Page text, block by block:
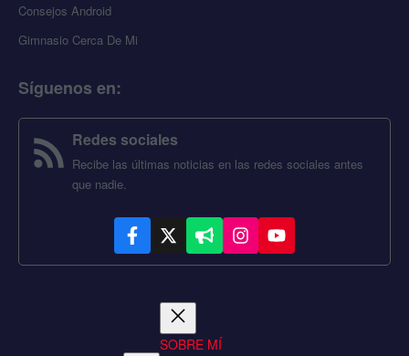
Consejos Android
Gimnasio Cerca De Mi
Síguenos en:
Redes sociales
Recibe las últimas noticias en las redes sociales antes
que nadie.
SOBRE MÍ